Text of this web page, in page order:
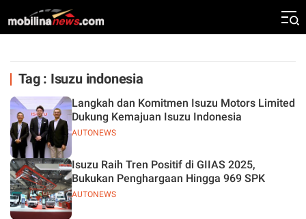
Tag : Isuzu indonesia
AUTONEWS
Langkah dan Komitmen Isuzu Motors Limited
Dukung Kemajuan Isuzu Indonesia
AUTONEWS
Isuzu Raih Tren Positif di GIIAS 2025,
Bukukan Penghargaan Hingga 969 SPK